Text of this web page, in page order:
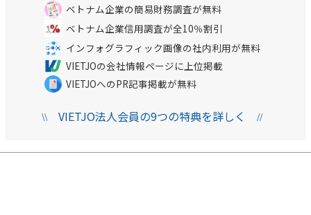
ベトナム企業の簡易財務調査が無料
ベトナム企業信用調査が全10％割引
インフォグラフィック画像の社内利用が無料
VIETJOの会社情報ページに上位掲載
VIETJOへのPR記事掲載が無料
\\VIETJO法人会員の9つの特典を詳しく //